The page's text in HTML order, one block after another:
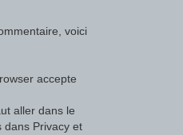
voici
accepte
aller dans le
dans Privacy et